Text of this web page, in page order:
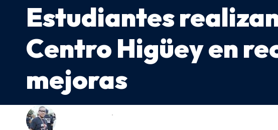
Estudiantes
Centro Higüey en
mejoras
LAST UPDATED: 25 DE FEBRERO DE 2026 20:50
ADONIS ARACHE